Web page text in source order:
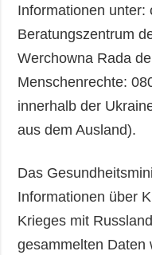
Informationen unter:
Beratungszentrum
Werchowna Rada
Menschenrechte:
innerhalb der
aus dem Ausland).
Das
Informationen über
Krieges mit
gesammelten Daten